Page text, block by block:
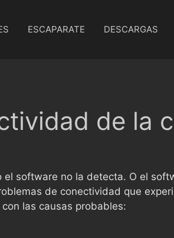
ESCAPARATE DESCARGAS
de la
software no la detecta. O el
de conectividad que
las causas probables: